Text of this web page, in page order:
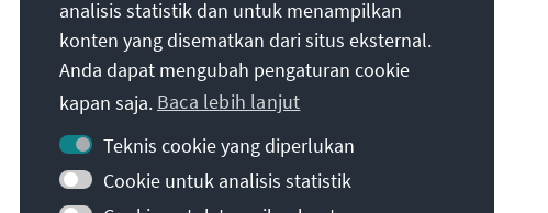
Gerechtigkeit ein. Wir fördern und bewahren
freiheitliche Demokratie, die Soziale
Marktwirtschaft und die Entwicklung und
Festigung des Wertekonsenses.
Misi kami
analisis statistik dan untuk menampilkan
konten yang disematkan dari situs eksternal.
Anda dapat mengubah pengaturan cookie
kapan saja. Baca lebih lanjut
Teknis cookie yang diperlukan
Cookie untuk analisis statistik